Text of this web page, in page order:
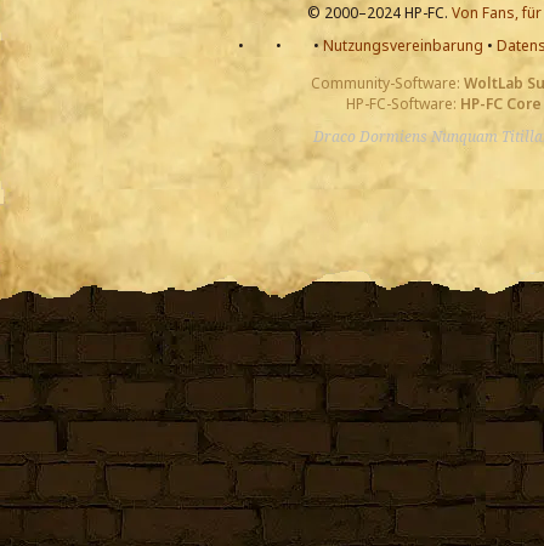
© 2000–2024 HP-FC. Von Fans,
•
• • Nutzungsvereinbarung •
Community-Software: WoltLab
HP-FC-Software: HP-FC Core
Draco Dormiens Nunquam